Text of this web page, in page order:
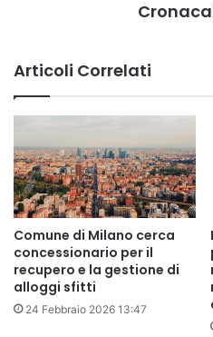
Articoli Correlati
Comune di Milano cerca
concessionario per il
recupero e la gestione di
alloggi sfitti
24 Febbraio 2026 13:47